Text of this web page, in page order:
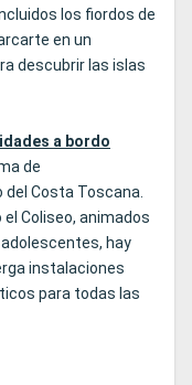
los fiordos de
en un
descubrir las islas
a bordo
de
Costa Toscana.
Coliseo, animados
hay
instalaciones
para todas las